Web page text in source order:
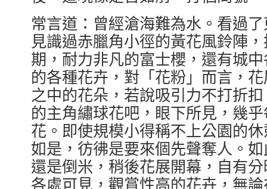
常言道：曾經滄海難為水。看過
見識過赤臘角小徑的黃花風鈴陣
期，耐力非凡的富士櫻，還有城
的各種花卉，對「花粉」而言，
之中的花朵，若說吸引力不打折
的主角繡球花吧，眼下所見，幾
花。即使規模小得稱不上公園的
如是，彷彿是要來個先聲奪人。
還是倒米，稍後花展開幕，自有
各處可見，觀賞性高的花卉，無